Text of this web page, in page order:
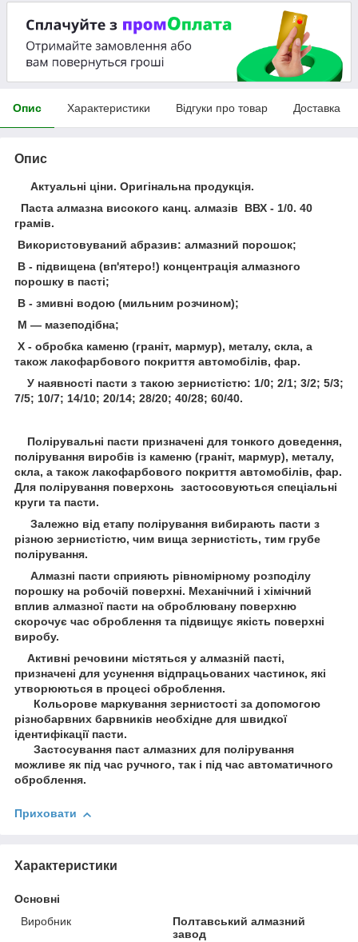
Опис Характеристики Відгуки про товар Доставка
Опис
Актуальні ціни. Оригінальна продукція.
Паста алмазна високого канц. алмазів ВВХ - 1/0. 40
грамів.
Використовуваний абразив: алмазний порошок;
В - підвищена (вп'ятеро!) концентрація алмазного
порошку в пасті;
В - змивні водою (мильним розчином);
М — мазеподібна;
Х - обробка каменю (граніт, мармур), металу, скла, а
також лакофарбового покриття автомобілів, фар.
У наявності пасти з такою зернистістю: 1/0; 2/1; 3/2; 5/3;
7/5; 10/7; 14/10; 20/14; 28/20; 40/28; 60/40.
Полірувальні пасти призначені для тонкого доведення,
полірування виробів із каменю (граніт, мармур), металу,
скла, а також лакофарбового покриття автомобілів, фар.
Для полірування поверхонь застосовуються спеціальні
круги та пасти.
Залежно від етапу полірування вибирають пасти з
різною зернистістю, чим вища зернистість, тим грубе
полірування.
Алмазні пасти сприяють рівномірному розподілу
порошку на робочій поверхні. Механічний і хімічний
вплив алмазної пасти на оброблювану поверхню
скорочує час оброблення та підвищує якість поверхні
виробу.
Активні речовини містяться у алмазній пасті,
призначені для усунення відпрацьованих частинок, які
утворюються в процесі оброблення.
Кольорове маркування зернистості за допомогою
різнобарвних барвників необхідне для швидкої
ідентифікації пасти.
Застосування паст алмазних для полірування
можливе як під час ручного, так і під час автоматичного
оброблення.
Приховати
Характеристики
Основні
Виробник
Полтавський алмазний
завод